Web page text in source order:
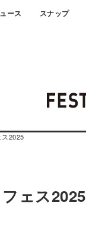
ース スナップ
2025
ェス2025